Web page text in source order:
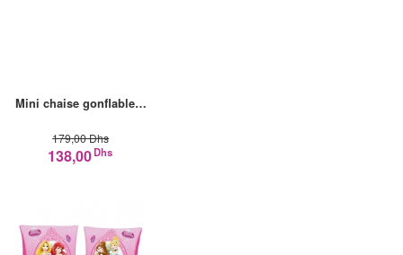
Mini chaise gonflable…
179,00 Dhs
138,00Dhs